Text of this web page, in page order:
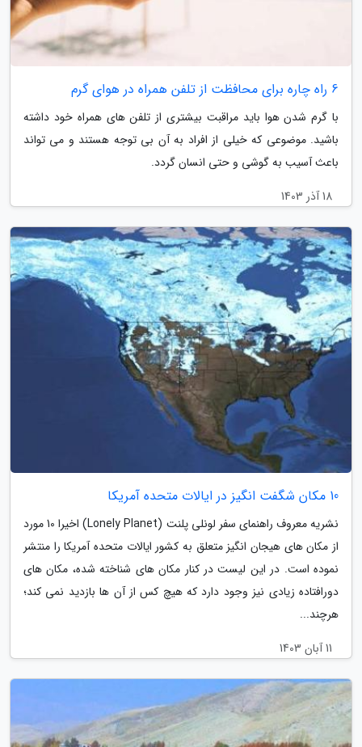
6 راه چاره برای محافظت از تلفن همراه در هوای گرم
با گرم شدن هوا باید مراقبت بیشتری از تلفن های همراه خود داشته
باشید. موضوعی که خیلی از افراد به آن بی توجه هستند و می تواند
باعث آسیب به گوشی و حتی انسان گردد.
18 آذر 1403
10 مکان شگفت انگیز در ایالات متحده آمریکا
نشریه معروف راهنمای سفر لونلی پلنت (Lonely Planet) اخیرا 10 مورد
از مکان های هیجان انگیز متعلق به کشور ایالات متحده آمریکا را منتشر
نموده است. در این لیست در کنار مکان های شناخته شده، مکان های
دورافتاده زیادی نیز وجود دارد که هیچ کس از آن ها بازدید نمی کند؛
هرچند...
11 آبان 1403